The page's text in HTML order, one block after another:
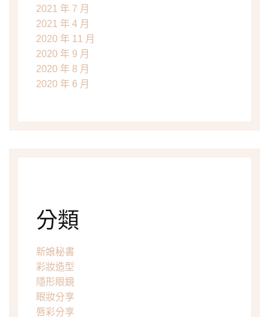
2021 年 7 月
2021 年 4 月
2020 年 11 月
2020 年 9 月
2020 年 8 月
2020 年 6 月
分類
新娘秘書
彩妝造型
隱形眼鏡
眼妝分享
唇彩分享